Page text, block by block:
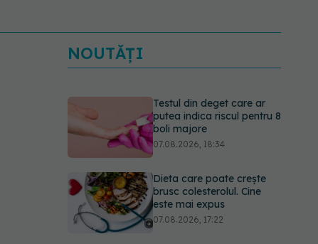
NOUTĂȚI
Testul din deget care ar
putea indica riscul pentru 8
boli majore
07.08.2026, 18:34
Dieta care poate crește
brusc colesterolul. Cine
este mai expus
07.08.2026, 17:22